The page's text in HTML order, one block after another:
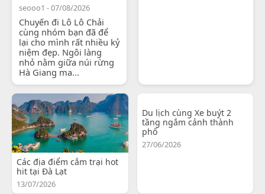
seooo1 - 07/08/2026
Chuyến đi Lô Lô Chải
cùng nhóm bạn đã để
lại cho mình rất nhiều kỷ
niệm đẹp. Ngôi làng
nhỏ nằm giữa núi rừng
Hà Giang ma...
Các địa điểm cắm trại hot
hit tại Đà Lạt
13/07/2026
Du lịch cùng Xe buýt 2
tầng ngắm cảnh thành
phố
27/06/2026